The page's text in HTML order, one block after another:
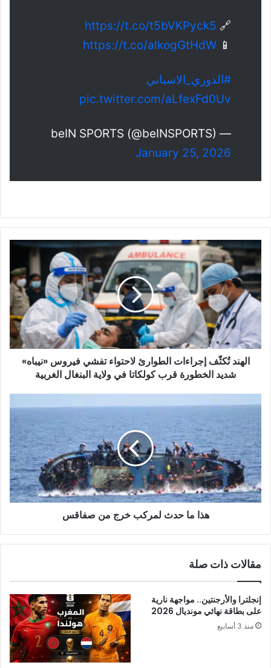
🔗
https://t.co/t5bVKPyck5
📱
https://t.co/alkogGtHdW
#الدوري_الاسباني
pic.twitter.com/aLfexFd0Uv
— beIN SPORTS (@beINSPORTS)
January 25, 2026
الهند
تُكثّف
إجراءات
الطوارئ
لاحتواء
تفشي
فيروس
«نيباه»
شديد
الخطورة
البنغال
الغربية
الهند تُكثّف إجراءات الطوارئ لاحتواء تفشي فيروس «نيباه»
شديد الخطورة قرب كولكاتا في ولاية البنغال الغربية
حدث
لمركب
خرج
من
صفاقس
هذا ما حدث لمركب خرج من صفاقس
مقالات ذات صلة
إنجلترا والأرجنتين.. مواجهة نارية
على بطاقة نهائي مونديال 2026
منذ 3 أسابيع